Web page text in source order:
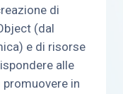
di
(dal
e di risorse
alle
promuovere in